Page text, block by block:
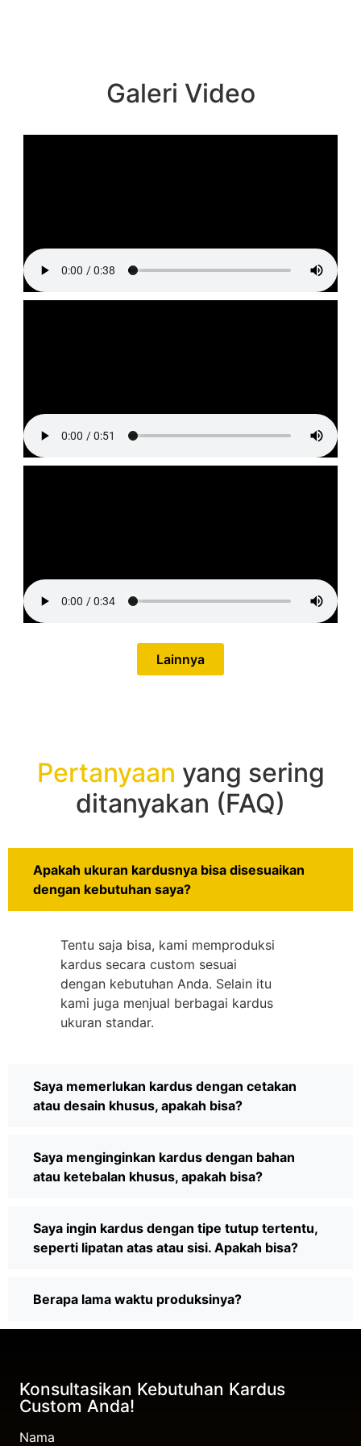
Galeri Video
Lainnya
Pertanyaan yang sering
ditanyakan (FAQ)
Apakah ukuran kardusnya bisa disesuaikan
dengan kebutuhan saya?
Tentu saja bisa, kami memproduksi
kardus secara custom sesuai
dengan kebutuhan Anda. Selain itu
kami juga menjual berbagai kardus
ukuran standar.
Saya memerlukan kardus dengan cetakan
atau desain khusus, apakah bisa?
Saya menginginkan kardus dengan bahan
atau ketebalan khusus, apakah bisa?
Saya ingin kardus dengan tipe tutup tertentu,
seperti lipatan atas atau sisi. Apakah bisa?
Berapa lama waktu produksinya?
Konsultasikan Kebutuhan Kardus
Custom Anda!
Nama